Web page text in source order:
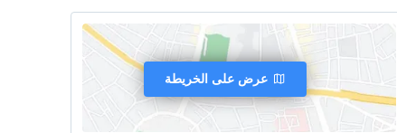
عرض على الخريطة